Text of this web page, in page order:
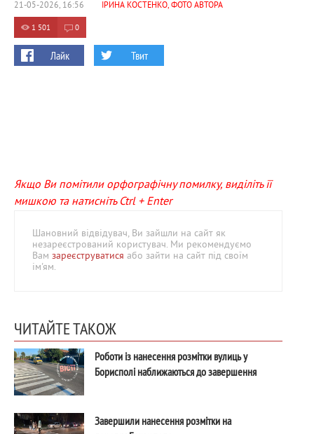
21-05-2026, 16:56
ІРИНА КОСТЕНКО, ФОТО АВТОРА
1 501 0
Лайк Твит
Якщо Ви помітили орфографічну помилку, виділіть її
мишкою та натисніть Ctrl + Enter
Шановний відвідувач, Ви зайшли на сайт як
незареєстрований користувач. Ми рекомендуємо
Вам зареєструватися або зайти на сайт під своїм
ім'ям.
ЧИТАЙТЕ ТАКОЖ
Роботи із нанесення розмітки вулиць у
Борисполі наближаються до завершення
Завершили нанесення розмітки на